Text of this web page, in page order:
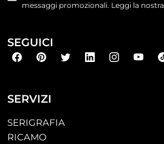
SERVIZI
SERIGRAFIA
RICAMO
messaggi promozionali. Leggi la nostra
SEGUICI